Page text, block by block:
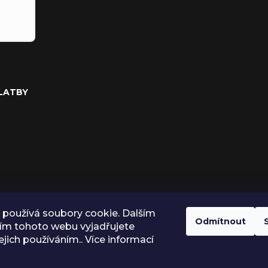
soubory cookie. Dalším
tohoto webu vyjadřujete
používáním.. Více informací
Odmítnout